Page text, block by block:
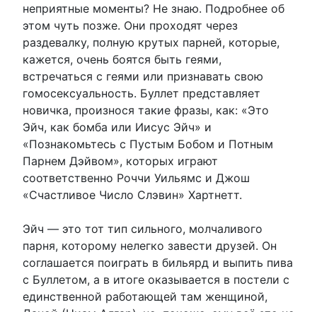
неприятные моменты? Не знаю. Подробнее об
этом чуть позже. Они проходят через
раздевалку, полную крутых парней, которые,
кажется, очень боятся быть геями,
встречаться с геями или признавать свою
гомосексуальность. Буллет представляет
новичка, произнося такие фразы, как: «Это
Эйч, как бомба или Иисус Эйч» и
«Познакомьтесь с Пустым Бобом и Потным
Парнем Дэйвом», которых играют
соответственно Роччи Уильямс и Джош
«Счастливое Число Слэвин» Хартнетт.
Эйч — это тот тип сильного, молчаливого
парня, которому нелегко завести друзей. Он
соглашается поиграть в бильярд и выпить пива
с Буллетом, а в итоге оказывается в постели с
единственной работающей там женщиной,